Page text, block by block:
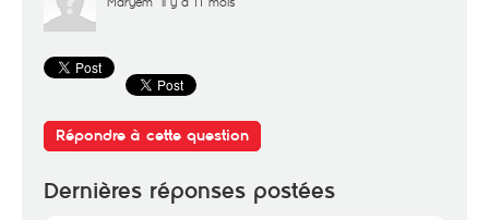
Répondre à cette question
Dernières réponses postées